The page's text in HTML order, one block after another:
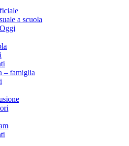
a scuola
– famiglia